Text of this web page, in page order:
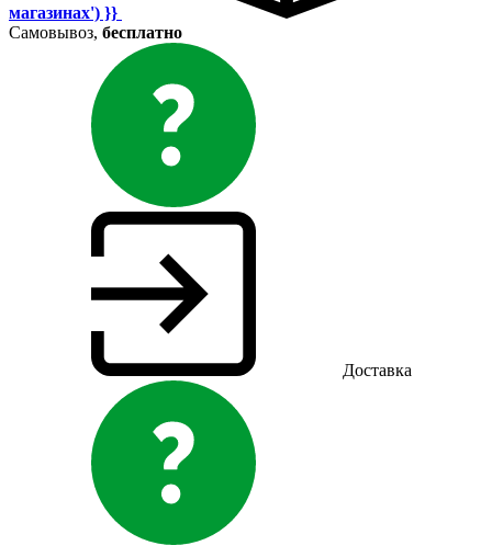
магазинах') }}
Самовывоз, бесплатно
Доставка